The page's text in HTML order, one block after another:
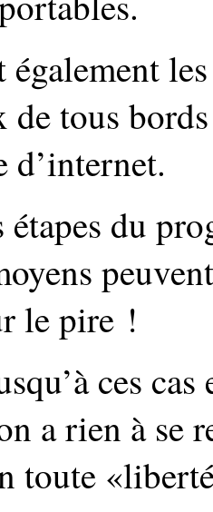
de tous
d’internet.
du
le pire !
ces
a rien à se
toute